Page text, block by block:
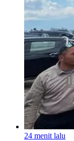
24 menit lalu